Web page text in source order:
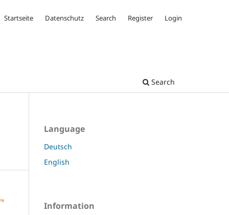
Search
Startseite Datenschutz Search Register Login
Language
Deutsch
English
Information